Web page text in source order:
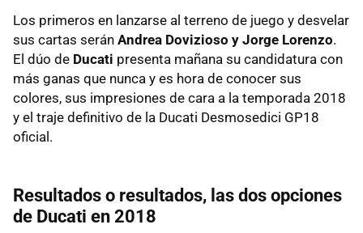
Los primeros en lanzarse al terreno de juego y desvelar
sus cartas serán Andrea Dovizioso y Jorge Lorenzo.
El dúo de Ducati presenta mañana su candidatura con
más ganas que nunca y es hora de conocer sus
colores, sus impresiones de cara a la temporada 2018
y el traje definitivo de la Ducati Desmosedici GP18
oficial.
Resultados o resultados, las dos opciones
de Ducati en 2018